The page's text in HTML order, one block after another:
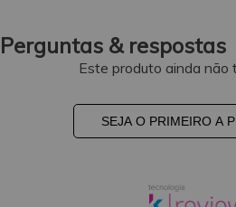
Perguntas & respostas
Este produto ainda não
SEJA O PRIMEIRO A